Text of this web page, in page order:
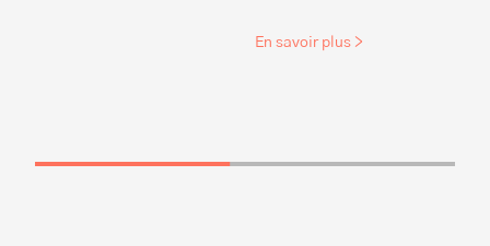
En savoir plus >